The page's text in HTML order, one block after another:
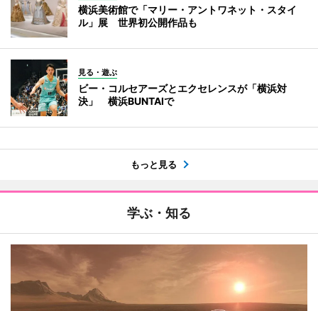
横浜美術館で「マリー・アントワネット・スタイ
ル」展 世界初公開作品も
見る・遊ぶ
ビー・コルセアーズとエクセレンスが「横浜対
決」 横浜BUNTAIで
もっと見る
学ぶ・知る